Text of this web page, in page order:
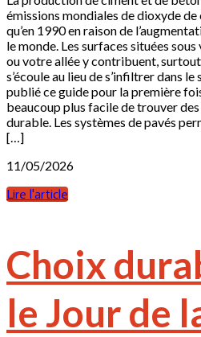
émissions mondiales de dioxyde
qu’en 1990 en raison de
le monde. Les surfaces situées
ou votre allée y contribuent, surtout
s’écoule au lieu de s’infiltrer dans
publié ce guide pour la première
beaucoup plus facile de trouver
durable. Les systèmes de pavés
[…]
11/05/2026
Lire l'article
Choix
le Jour de